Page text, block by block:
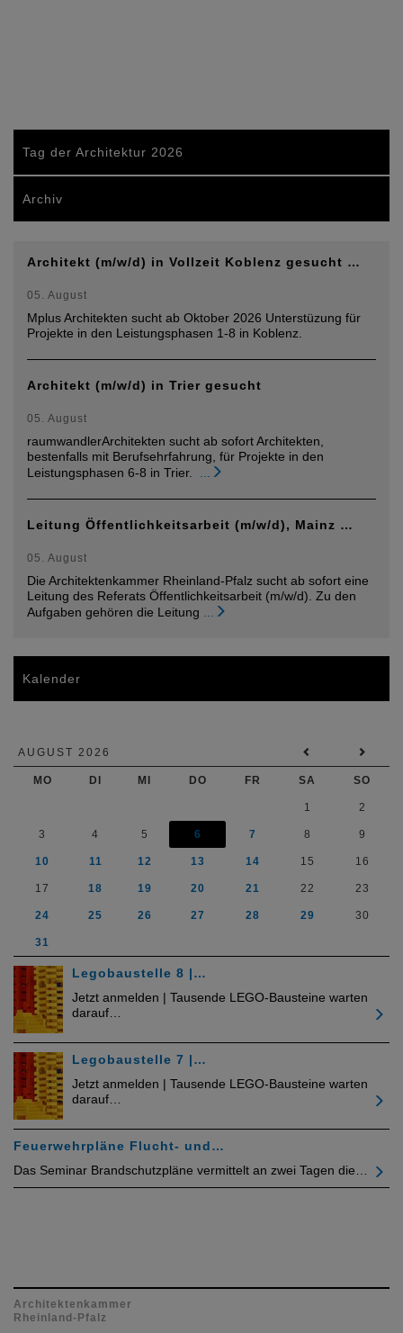
Tag der Architektur 2026
Archiv
Architekt (m/w/d) in Vollzeit Koblenz gesucht …
05. August
Mplus Architekten sucht ab Oktober 2026 Unterstüzung für
Projekte in den Leistungsphasen 1-8 in Koblenz.
Architekt (m/w/d) in Trier gesucht
05. August
raumwandlerArchitekten sucht ab sofort Architekten,
bestenfalls mit Berufsehrfahrung, für Projekte in den
Leistungsphasen 6-8 in Trier.
...
Leitung Öffentlichkeitsarbeit (m/w/d), Mainz …
05. August
Die Architektenkammer Rheinland-Pfalz sucht ab sofort eine
Leitung des Referats Öffentlichkeitsarbeit (m/w/d). Zu den
Aufgaben gehören die Leitung ...
Kalender
AUGUST 2026
MO DI MI DO FR SA SO
1 2
3 4 5 6 7 8 9
10 11 12 13 14 15 16
17 18 19 20 21 22 23
24 25 26 27 28 29 30
31
Legobaustelle 8 |…
Jetzt anmelden | Tausende LEGO-Bausteine warten
darauf…
Legobaustelle 7 |…
Jetzt anmelden | Tausende LEGO-Bausteine warten
darauf…
Feuerwehrpläne Flucht- und…
Das Seminar Brandschutzpläne vermittelt an zwei Tagen die…
Architektenkammer
Rheinland-Pfalz